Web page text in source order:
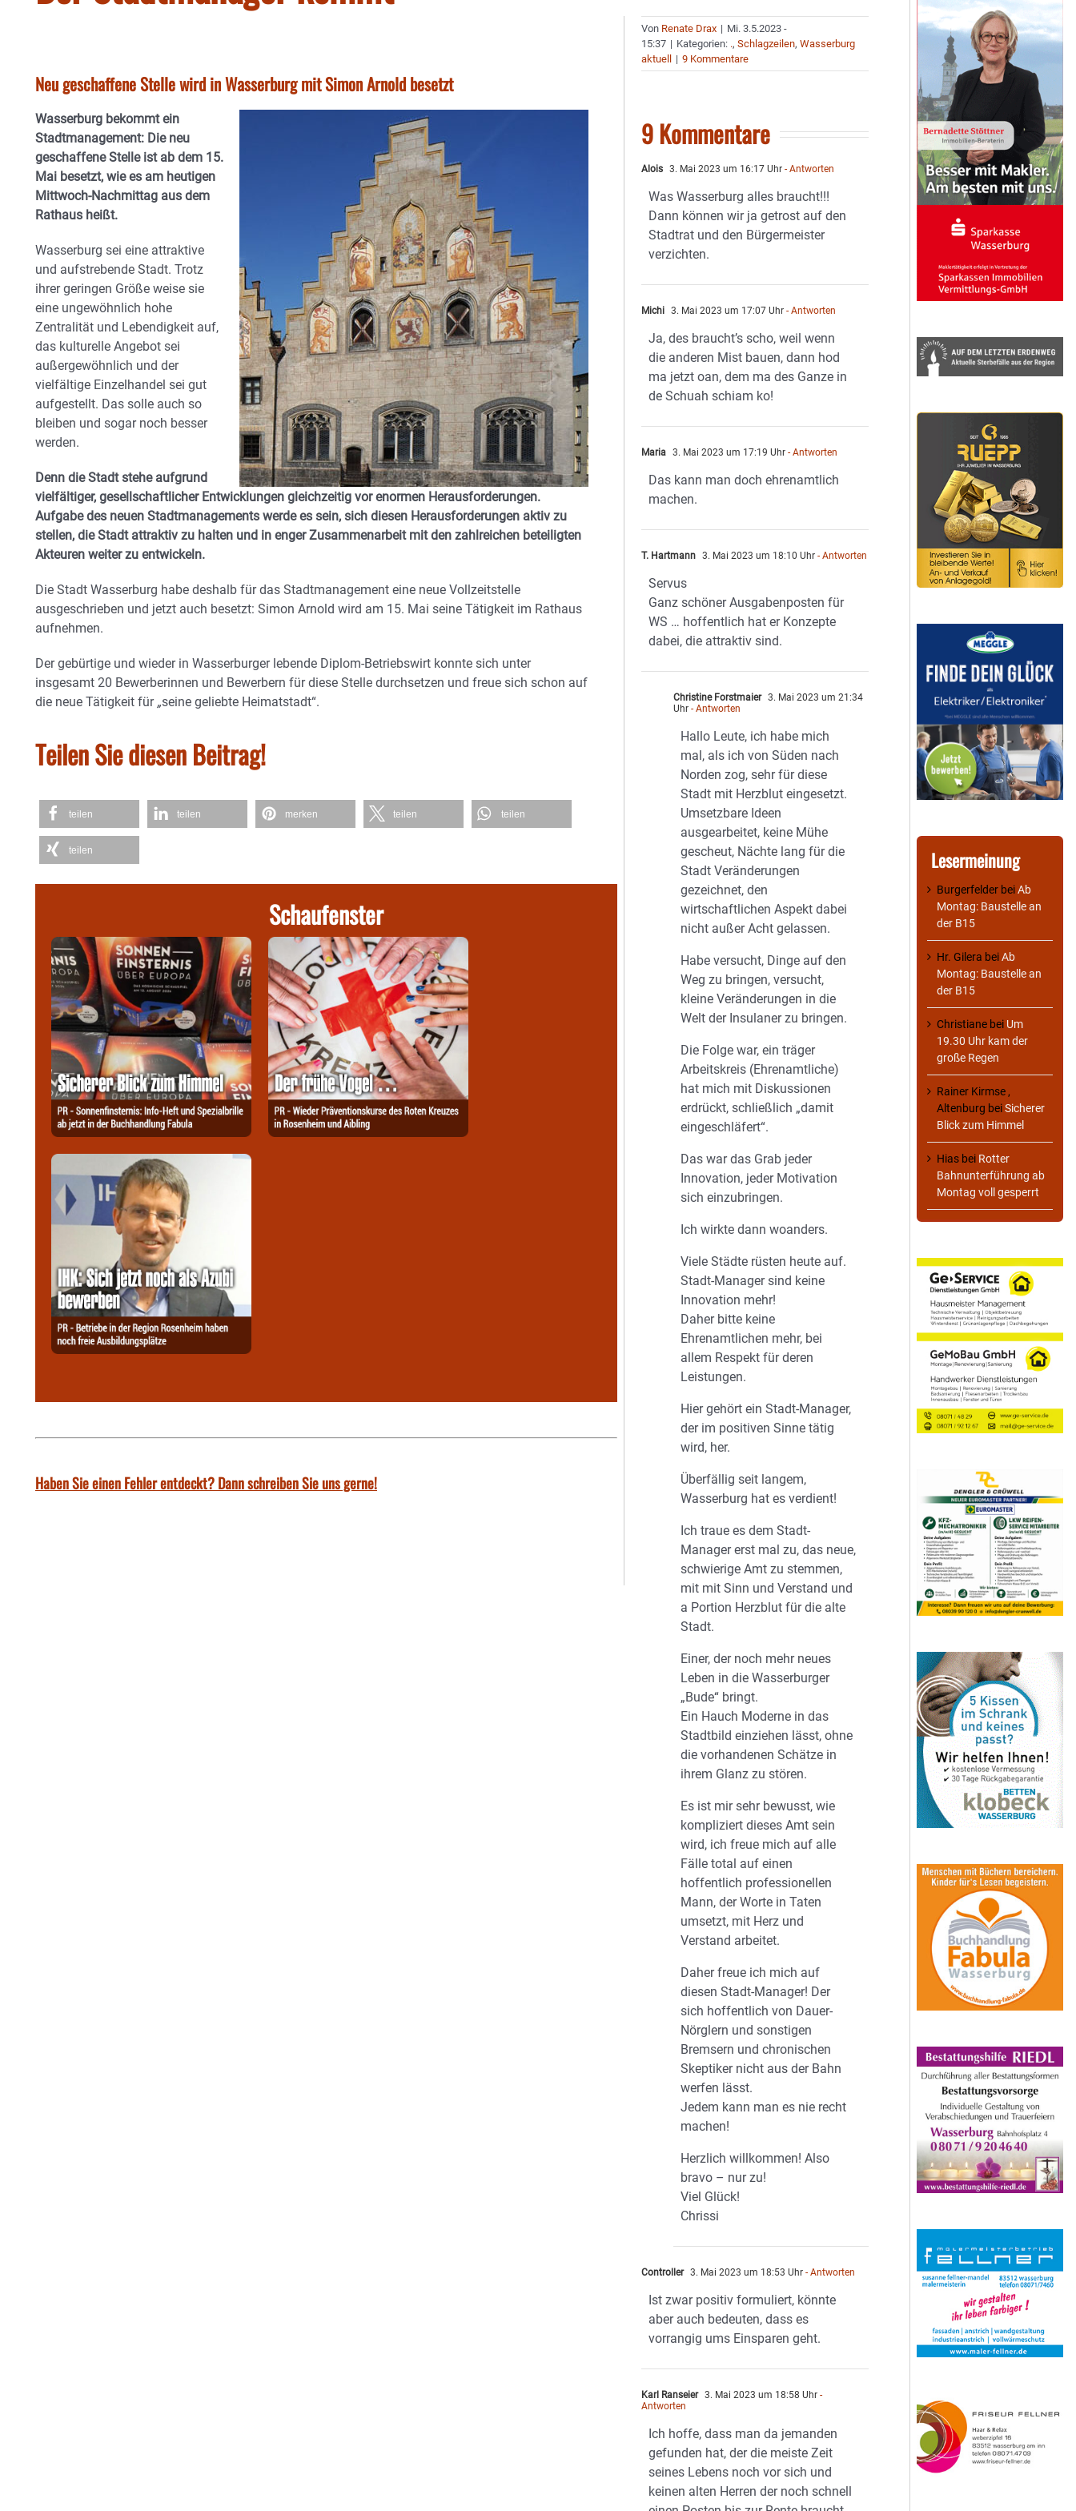
Neu geschaffene Stelle wird in Wasserburg mit Simon Arnold besetzt
Wasserburg bekommt ein
Stadtmanagement: Die neu
geschaffene Stelle ist ab dem 15.
Mai besetzt, wie es am heutigen
Mittwoch-Nachmittag aus dem
Rathaus heißt.
Wasserburg sei eine attraktive
und aufstrebende Stadt. Trotz
ihrer geringen Größe weise sie
eine ungewöhnlich hohe
Zentralität und Lebendigkeit auf,
das kulturelle Angebot sei
außergewöhnlich und der
vielfältige Einzelhandel sei gut
aufgestellt. Das solle auch so
bleiben und sogar noch besser
werden.
Denn die Stadt stehe aufgrund
vielfältiger, gesellschaftlicher Entwicklungen gleichzeitig vor enormen Herausforderungen.
Aufgabe des neuen Stadtmanagements werde es sein, sich diesen Herausforderungen aktiv zu
stellen, die Stadt attraktiv zu halten und in enger Zusammenarbeit mit den zahlreichen beteiligten
Akteuren weiter zu entwickeln.
Die Stadt Wasserburg habe deshalb für das Stadtmanagement eine neue Vollzeitstelle
ausgeschrieben und jetzt auch besetzt: Simon Arnold wird am 15. Mai seine Tätigkeit im Rathaus
aufnehmen.
Der gebürtige und wieder in Wasserburger lebende Diplom-Betriebswirt konnte sich unter
insgesamt 20 Bewerberinnen und Bewerbern für diese Stelle durchsetzen und freue sich schon auf
die neue Tätigkeit für „seine geliebte Heimatstadt“.
Teilen Sie diesen Beitrag!
teilen teilen merken teilen teilen
teilen
Schaufenster
Haben Sie einen Fehler entdeckt? Dann schreiben Sie uns gerne!
Von Renate Drax | Mi. 3.5.2023 -
15:37 | Kategorien: .,Schlagzeilen,Wasserburg
aktuell
| 9 Kommentare
9 Kommentare
Alois 3. Mai 2023 um 16:17 Uhr - Antworten
Was Wasserburg alles braucht!!!
Dann können wir ja getrost auf den
Stadtrat und den Bürgermeister
verzichten.
Michi 3. Mai 2023 um 17:07 Uhr - Antworten
Ja, des braucht’s scho, weil wenn
die anderen Mist bauen, dann hod
ma jetzt oan, dem ma des Ganze in
de Schuah schiam ko!
Maria 3. Mai 2023 um 17:19 Uhr - Antworten
Das kann man doch ehrenamtlich
machen.
T. Hartmann 3. Mai 2023 um 18:10 Uhr - Antworten
Servus
Ganz schöner Ausgabenposten für
WS … hoffentlich hat er Konzepte
dabei, die attraktiv sind.
Christine Forstmaier 3. Mai 2023 um 21:34
Uhr - Antworten
Hallo Leute, ich habe mich
mal, als ich von Süden nach
Norden zog, sehr für diese
Stadt mit Herzblut eingesetzt.
Umsetzbare Ideen
ausgearbeitet, keine Mühe
gescheut, Nächte lang für die
Stadt Veränderungen
gezeichnet, den
wirtschaftlichen Aspekt dabei
nicht außer Acht gelassen.
Habe versucht, Dinge auf den
Weg zu bringen, versucht,
kleine Veränderungen in die
Welt der Insulaner zu bringen.
Die Folge war, ein träger
Arbeitskreis (Ehrenamtliche)
hat mich mit Diskussionen
erdrückt, schließlich „damit
eingeschläfert“.
Das war das Grab jeder
Innovation, jeder Motivation
sich einzubringen.
Ich wirkte dann woanders.
Viele Städte rüsten heute auf.
Stadt-Manager sind keine
Innovation mehr!
Daher bitte keine
Ehrenamtlichen mehr, bei
allem Respekt für deren
Leistungen.
Hier gehört ein Stadt-Manager,
der im positiven Sinne tätig
wird, her.
Überfällig seit langem,
Wasserburg hat es verdient!
Ich traue es dem Stadt-
Manager erst mal zu, das neue,
schwierige Amt zu stemmen,
mit mit Sinn und Verstand und
a Portion Herzblut für die alte
Stadt.
Einer, der noch mehr neues
Leben in die Wasserburger
„Bude“ bringt.
Ein Hauch Moderne in das
Stadtbild einziehen lässt, ohne
die vorhandenen Schätze in
ihrem Glanz zu stören.
Es ist mir sehr bewusst, wie
kompliziert dieses Amt sein
wird, ich freue mich auf alle
Fälle total auf einen
hoffentlich professionellen
Mann, der Worte in Taten
umsetzt, mit Herz und
Verstand arbeitet.
Daher freue ich mich auf
diesen Stadt-Manager! Der
sich hoffentlich von Dauer-
Nörglern und sonstigen
Bremsern und chronischen
Skeptiker nicht aus der Bahn
werfen lässt.
Jedem kann man es nie recht
machen!
Herzlich willkommen! Also
bravo – nur zu!
Viel Glück!
Chrissi
Controller 3. Mai 2023 um 18:53 Uhr - Antworten
Ist zwar positiv formuliert, könnte
aber auch bedeuten, dass es
vorrangig ums Einsparen geht.
Karl Ranseier 3. Mai 2023 um 18:58 Uhr -
Antworten
Ich hoffe, dass man da jemanden
gefunden hat, der die meiste Zeit
seines Lebens noch vor sich und
keinen alten Herren der noch schnell
Lesermeinung
Burgerfelder beiAb
Montag: Baustelle an
der B15
Hr. Gilera beiAb
Montag: Baustelle an
der B15
Christiane bei Um
19.30 Uhr kam der
große Regen
Rainer Kirmse ,
Altenburg beiSicherer
Blick zum Himmel
Hias bei Rotter
Bahnunterführung ab
Montag voll gesperrt